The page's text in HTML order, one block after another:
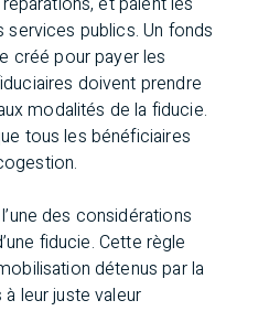
services publics. Un fonds
créé pour payer les
doivent prendre
modalités de la fiducie.
tous les bénéficiaires
des considérations
fiducie. Cette règle
détenus par la
leur juste valeur